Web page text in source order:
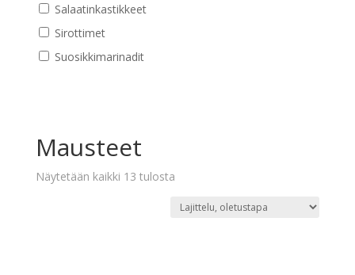
Mausteet
Näytetään kaikki 13 tulosta
Salaatinkastikkeet
Sirottimet
Suosikkimarinadit